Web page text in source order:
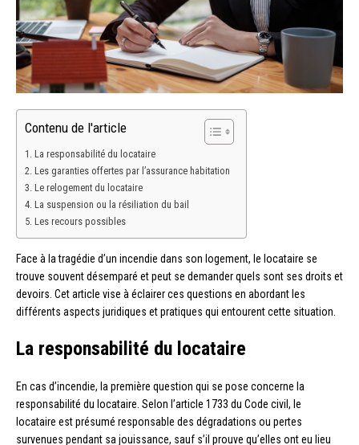
Contenu de l'article
La responsabilité du locataire
Les garanties offertes par l’assurance habitation
Le relogement du locataire
La suspension ou la résiliation du bail
Les recours possibles
Face à la tragédie d’un incendie dans son logement, le locataire se
trouve souvent désemparé et peut se demander quels sont ses droits et
devoirs. Cet article vise à éclairer ces questions en abordant les
différents aspects juridiques et pratiques qui entourent cette situation.
La responsabilité du locataire
En cas d’incendie, la première question qui se pose concerne la
responsabilité du locataire. Selon l’article 1733 du Code civil, le
locataire est présumé responsable des dégradations ou pertes
survenues pendant sa jouissance, sauf s’il prouve qu’elles ont eu lieu